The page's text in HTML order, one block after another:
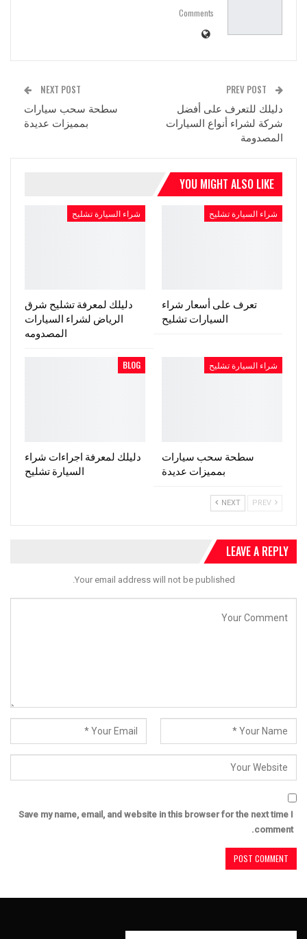
Comments
دليلك للتعرف على أفضل
شركة لشراء أنواع السيارات
المصدومة
NEXT POST
سطحة سحب سيارات
بمميزات عديدة
YOU MIGHT ALSO LIKE
شراء السيارة تشليح
تعرف على أسعار شراء
السيارات تشليح
شراء السيارة تشليح
دليلك لمعرفة تشليح شرق
الرياض لشراء السيارات
المصدومه
شراء السيارة تشليح
سطحة سحب سيارات
بمميزات عديدة
BLOG
دليلك لمعرفة اجراءات شراء
السيارة تشليح
NEXT
LEAVE A REPLY
Your email address will not be published.
Save my name, email, and website in this browser for the next time I
comment.